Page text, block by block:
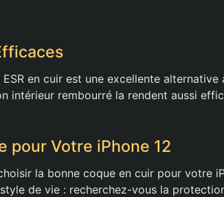
en cuir est une excellente alternative
intérieur rembourré la rendent aussi
pour Votre iPhone 12
la bonne coque en cuir pour votre
de vie : recherchez-vous la